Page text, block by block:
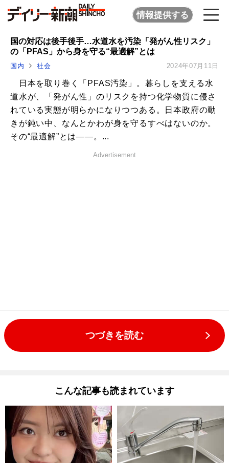
情報提供する
国の対応は後手後手…水道水を汚染「発がん性リスク」
の「PFAS」から身を守る“最適解”とは
国内 社会 2024年07月11日
日本を取り巻く「PFAS汚染」。暮らしを支える水
道水が、「発がん性」のリスクを持つ化学物質に侵さ
れている実態が明らかになりつつある。日本政府の動
きが鈍い中、なんとかわが身を守るすべはないのか。
その“最適解”とは――。...
Advertisement
つづきを読む
こんな記事も読まれています